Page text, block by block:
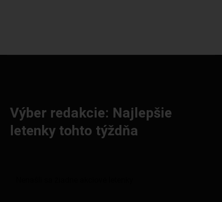
Výber redakcie: Najlepšie
letenky tohto týždňa